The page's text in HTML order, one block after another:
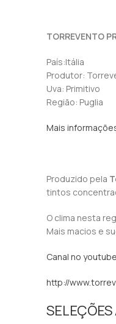
TORREVENTO
País:Itália
Produtor:
Uva: Primitivo
Região: Puglia
Mais
Produzido pela
tintos
O clima nesta
Mais macios e
Canal no youtube
http://